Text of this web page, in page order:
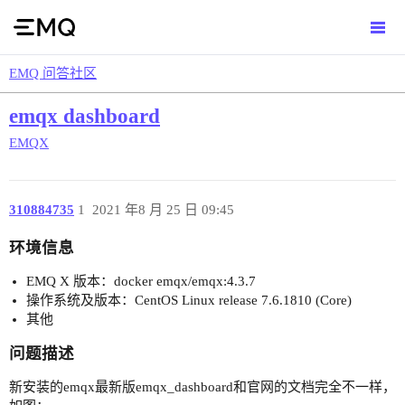
EMQ 问答社区
emqx dashboard
EMQX
310884735 2021 年8 月 25 日 09:45
1
环境信息
EMQ X 版本：docker emqx/emqx:4.3.7
操作系统及版本：CentOS Linux release 7.6.1810 (Core)
其他
问题描述
新安装的emqx最新版emqx_dashboard和官网的文档完全不一样，